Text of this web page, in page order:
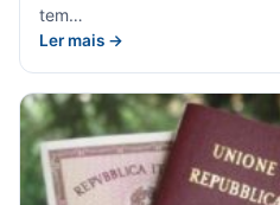
tem…
Ler mais →